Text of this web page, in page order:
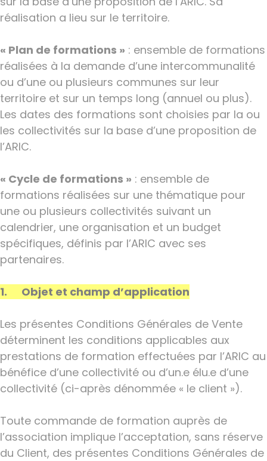
réalisation a lieu sur le territoire.
« Plan de formations » : ensemble de formations
réalisées à la demande d’une intercommunalité
ou d’une ou plusieurs communes sur leur
territoire et sur un temps long (annuel ou plus).
Les dates des formations sont choisies par la ou
les collectivités sur la base d’une proposition de
l’ARIC.
« Cycle de formations » : ensemble de
formations réalisées sur une thématique pour
une ou plusieurs collectivités suivant un
calendrier, une organisation et un budget
spécifiques, définis par l’ARIC avec ses
partenaires.
1. Objet et champ d’application
Les présentes Conditions Générales de Vente
déterminent les conditions applicables aux
prestations de formation effectuées par l’ARIC au
bénéfice d’une collectivité ou d’un.e élu.e d’une
collectivité (ci-après dénommée « le client »).
Toute commande de formation auprès de
l’association implique l’acceptation, sans réserve
du Client, des présentes Conditions Générales de